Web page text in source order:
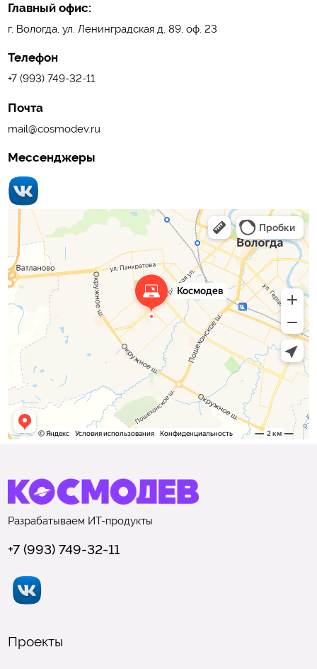
Главный офис:
г. Вологда, ул. Ленинградская д. 89, оф. 23
Телефон
+7 (993) 749-32-11
Почта
mail@cosmodev.ru
Мессенджеры
Разрабатываем ИТ-продукты
+7 (993) 749-32-11
Проекты